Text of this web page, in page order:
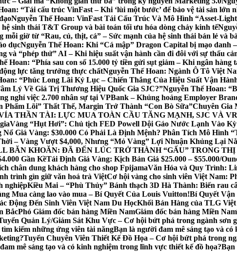
“Tái cấu trúc VinFast – Khi ‘lùi một bước’ để bảo vệ tài sản lớn
Nguyễn Thế Hoan: VinFast Tái Cấu Trúc Và Mô Hình “Asset-
sinh thái T&T Group và bài toán tối ưu hóa dòng chảy kinh tế
mỗi giờ từ “Rau, củ, thịt, cá” – Sức mạnh của hệ sinh thái bán lẻ và
dụcNguyễn Thế Hoan: Khi “Cá mập” Dragon Capital bị mạo
và “phép thử” AI – Khi hiệu suất vận hành cần đi đôi với sự thấu
Hoan: “Phía sau con số 15.000 tỷ tiền gửi sụt giảm – Khi ngân
lực tăng trưởng thực chấtNguyễn Thế Hoan: Ngành Ô Tô Việt
“Phúc Long Lãi Kỷ Lục – Chiến Thắng Của Hiệu Suất Vận
Lý Về Giá Trị Thương Hiệu Quốc Gia SJC?”Nguyễn Thế Hoan:
nghỉ việc 2.700 nhân sự tại VPBank – Khủng hoảng Employer
Phẩm Lõi” Thất Thế, Margin Trở Thành “Con Bò Sữa”Chuyên Gia
THẦN TÀI: LỰC MUA TOÀN CẦU TĂNG MẠNH, SJC VÀ
Vàng “Hụt Hơi”: Chủ tịch FED Powell Dội Gáo Nước Lạnh Vào
Nổ Giá Vàng: $30.000 Có Phải Là Định Mệnh? Phân Tích Mô Hình
– Vàng Vượt $4,000, Nhưng “Mỏ Vàng” Lợi Nhuận Khủng Lại
BĂN KHOĂN: ĐÃ ĐẾN LÚC TRỞ THÀNH “GẤU” TRONG THỊ
Gần KềTái Định Giá Vàng: Kịch Bản Giá $25.000 – $55.000/
chân dung khách hàng cho shop FpijamaVăn Hóa và Quy Trình:
trình gìn giữ văn hoá trà ViệtCơ hội vàng cho sinh viên Việt Nam:
nghiệpKiều Mai – “Phù Thủy” Bánh thạch 3D Hà Thành: Biến rau
Mua càng lao vào mua – Bí Quyết Của Louis Vuitton!Bí Quyết
Động Đến Sinh Viên Việt Nam Du HọcKhối Bán Hàng của TLG
BắcPhó Giám đốc bán hàng Miền NamGiám đốc bán hàng Miền Nam
Quản Lý/Giám Sát Khu Vực – Cơ hội bứt phá trong ngành sơn
kiếm những ứng viên tài năngBạn là người đam mê sáng tạo và
Tuyển Chuyên Viên Thiết Kế Đồ Họa – Cơ hội bứt phá trong
mê sáng tạo và có kinh nghiệm trong lĩnh vực thiết kế đồ họa?Bạn